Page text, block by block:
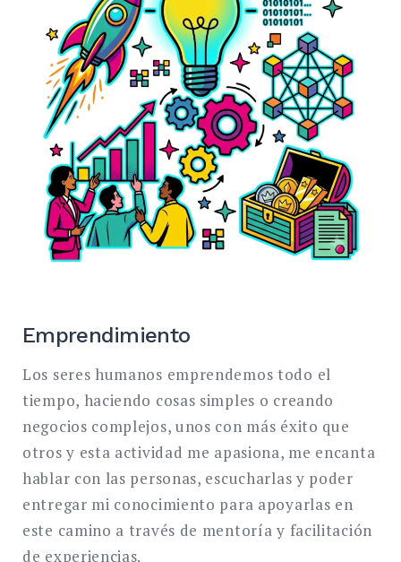
Emprendimiento
Los seres humanos emprendemos todo el
tiempo, haciendo cosas simples o creando
negocios complejos, unos con más éxito que
otros y esta actividad me apasiona, me encanta
hablar con las personas, escucharlas y poder
entregar mi conocimiento para apoyarlas en
este camino a través de mentoría y facilitación
de experiencias.